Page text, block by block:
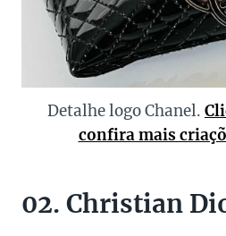
Detalhe logo Chanel.
confira mais
02. Christian